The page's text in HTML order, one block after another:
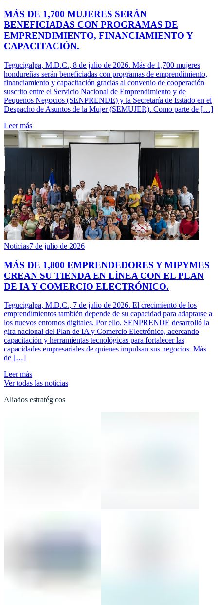
MÁS DE 1,700 MUJERES SERÁN
BENEFICIADAS CON PROGRAMAS DE
EMPRENDIMIENTO, FINANCIAMIENTO Y
CAPACITACIÓN.
Tegucigalpa, M.D.C., 8 de julio de 2026. Más de 1,700 mujeres
hondureñas serán beneficiadas con programas de emprendimiento,
financiamiento y capacitación gracias al convenio de cooperación
suscrito entre el Servicio Nacional de Emprendimiento y de
Pequeños Negocios (SENPRENDE) y la Secretaría de Estado en el
Despacho de Asuntos de la Mujer (SEMUJER). Como parte de […]
Leer más
Noticias7 de julio de 2026
MÁS DE 1,800 EMPRENDEDORES Y MIPYMES
CREAN SU TIENDA EN LÍNEA CON EL PLAN
DE IA Y COMERCIO ELECTRÓNICO.
Tegucigalpa, M.D.C., 7 de julio de 2026. El crecimiento de los
emprendimientos también depende de su capacidad para adaptarse a
los nuevos entornos digitales. Por ello, SENPRENDE desarrolló la
gira nacional del Plan de IA y Comercio Electrónico, acercando
capacitación y herramientas tecnológicas para fortalecer las
capacidades empresariales de quienes impulsan sus negocios. Más
de […]
Leer más
Ver todas las noticias
Aliados estratégicos